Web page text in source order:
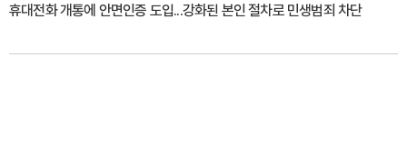
휴대전화 개통에 안면인증 도입...강화된 본인 절차로 민생범죄 차단